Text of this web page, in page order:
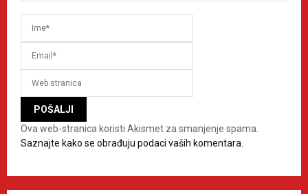
Ova web-stranica koristi Akismet za smanjenje spama.
Saznajte kako se obrađuju podaci vaših komentara.